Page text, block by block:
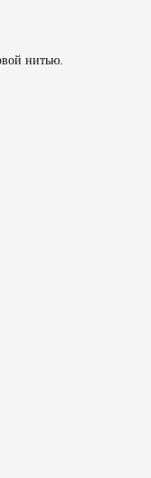
нитью.